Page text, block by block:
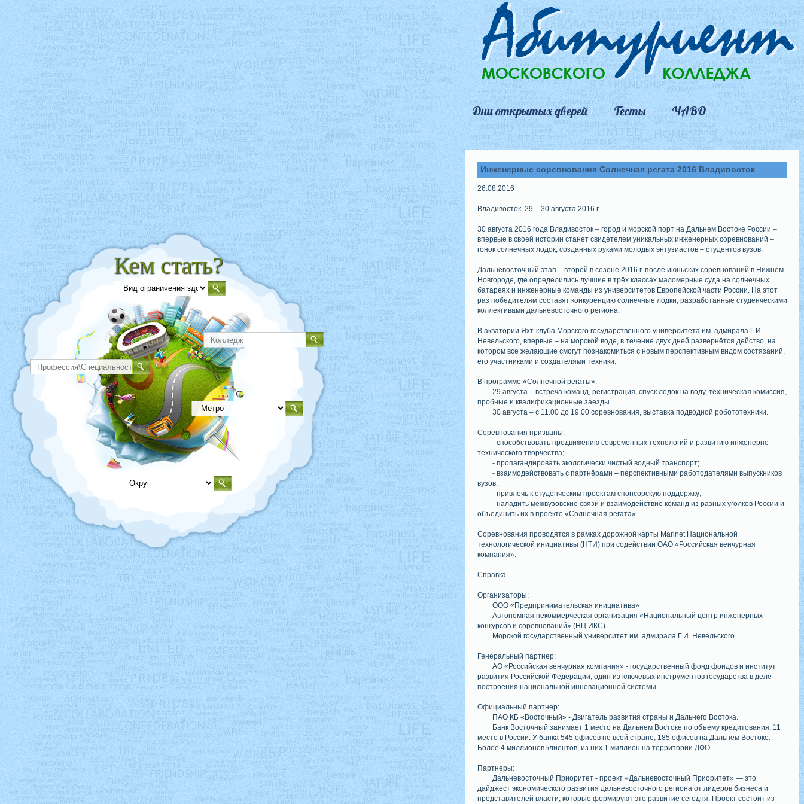
Дни открытых дверей Тесты ЧАВО
Инженерные соревнования Солнечная регата 2016 Владивосток
26.08.2016
Владивосток, 29 – 30 августа 2016 г.
30 августа 2016 года Владивосток – город и морской порт на Дальнем Востоке России –
впервые в своей истории станет свидетелем уникальных инженерных соревнований –
гонок солнечных лодок, созданных руками молодых энтузиастов – студентов вузов.
Дальневосточный этап – второй в сезоне 2016 г. после июньских соревнований в Нижнем
Новгороде, где определились лучшие в трёх классах маломерные суда на солнечных
батареях и инженерные команды из университетов Европейской части России. На этот
раз победителям составят конкуренцию солнечные лодки, разработанные студенческими
коллективами дальневосточного региона.
В акватории Яхт-клуба Морского государственного университета им. адмирала Г.И.
Невельского, впервые – на морской воде, в течение двух дней развернётся действо, на
котором все желающие смогут познакомиться с новым перспективным видом состязаний,
его участниками и создателями техники.
В программе «Солнечной регаты»:
29 августа – встреча команд, регистрация, спуск лодок на воду, техническая комиссия,
пробные и квалификационные заезды
30 августа – с 11.00 до 19.00 соревнования, выставка подводной робототехники.
Соревнования призваны:
- способствовать продвижению современных технологий и развитию инженерно-
технического творчества;
- пропагандировать экологически чистый водный транспорт;
- взаимодействовать с партнёрами – перспективными работодателями выпускников
вузов;
- привлечь к студенческим проектам спонсорскую поддержку;
- наладить межвузовские связи и взаимодействие команд из разных уголков России и
объединить их в проекте «Солнечная регата».
Соревнования проводятся в рамках дорожной карты Marinet Национальной
технологической инициативы (НТИ) при содействии ОАО «Российская венчурная
компания».
Справка
Организаторы:
ООО «Предпринимательская инициатива»
Автономная некоммерческая организация «Национальный центр инженерных
конкурсов и соревнований» (НЦ ИКС)
Морской государственный университет им. адмирала Г.И. Невельского.
Генеральный партнер:
АО «Российская венчурная компания» - государственный фонд фондов и институт
развития Российской Федерации, один из ключевых инструментов государства в деле
построения национальной инновационной системы.
Официальный партнер:
ПАО КБ «Восточный» - Двигатель развития страны и Дальнего Востока.
Банк Восточный занимает 1 место на Дальнем Востоке по объему кредитования, 11
место в России. У банка 545 офисов по всей стране, 185 офисов на Дальнем Востоке.
Более 4 миллионов клиентов, из них 1 миллион на территории ДФО.
Партнеры:
Дальневосточный Приоритет - проект «Дальневосточный Приоритет» — это
дайджест экономического развития дальневосточного региона от лидеров бизнеса и
представителей власти, которые формируют это развитие сегодня. Проект состоит из
Кем стать?